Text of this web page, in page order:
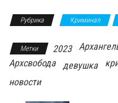
Рубрика Криминал
Метки 2023
Архсвобода
девушка
новости